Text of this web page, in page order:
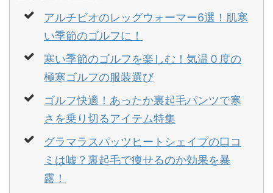
アルチビオのレッグウォーマー6選！肌寒
い季節のゴルフに！
寒い季節のゴルフを楽しむ！気温０度の
極寒ゴルフの服装選び
ゴルフ快適！あったか裏起毛パンツで寒
さを乗り切るアイテム特集
グラマラスパッツヒートシェイプの口コ
ミは嘘？裏起毛で痩せるのか効果を暴
露！